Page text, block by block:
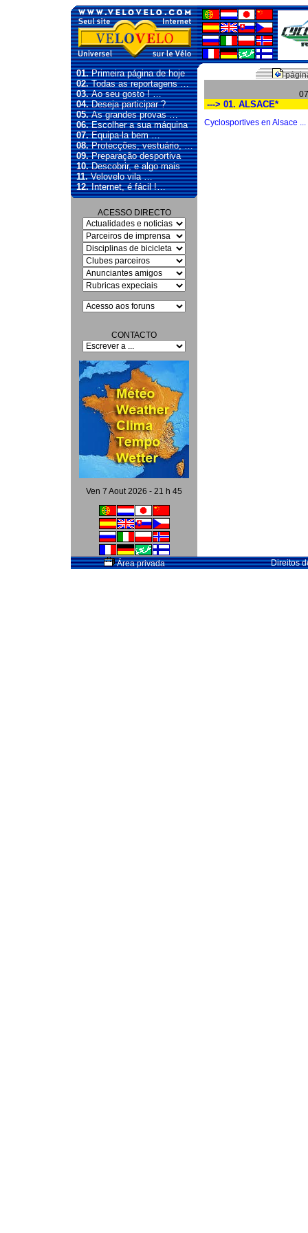
01.Primeira página de hoje
02.Todas as reportagens …
03.Ao seu gosto ! …
04.Deseja participar ?
05.As grandes provas …
06.Escolher a sua máquina
07.Equipa-la bem …
08.Protecções, vestuário, …
09.Preparação desportiva
10.Descobrir, e algo mais
11.Velovelo vila …
12.Internet, é fácil !…
ACESSO DIRECTO
CONTACTO
Ven 7 Aout 2026 - 21 h 45
---> 01. ALSACE*
Cyclosportives en Alsace
Área privada Direitos